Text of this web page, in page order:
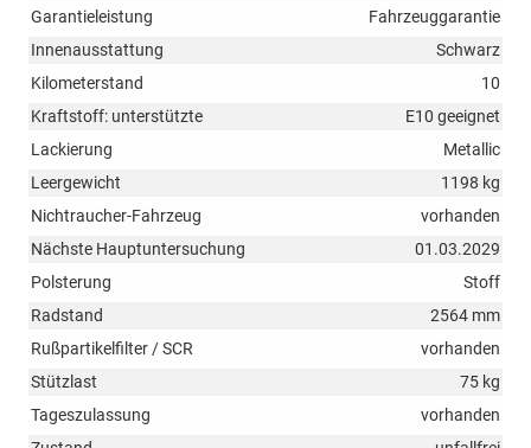
Garantieleistung
Fahrzeuggarantie
Innenausstattung
Schwarz
Kilometerstand
10
Kraftstoff: unterstützte
E10 geeignet
Lackierung
Metallic
Leergewicht
1198 kg
Nichtraucher-Fahrzeug
vorhanden
Nächste Hauptuntersuchung
01.03.2029
Polsterung
Stoff
Radstand
2564 mm
Rußpartikelfilter / SCR
vorhanden
Stützlast
75 kg
Tageszulassung
vorhanden